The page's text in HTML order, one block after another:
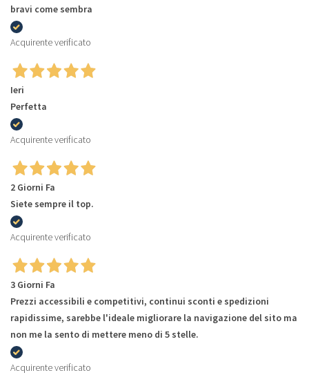
bravi come sembra
Acquirente verificato
Ieri
Perfetta
Acquirente verificato
2 Giorni Fa
Siete sempre il top.
Acquirente verificato
3 Giorni Fa
Prezzi accessibili e competitivi, continui sconti e spedizioni
rapidissime, sarebbe l'ideale migliorare la navigazione del sito ma
non me la sento di mettere meno di 5 stelle.
Acquirente verificato